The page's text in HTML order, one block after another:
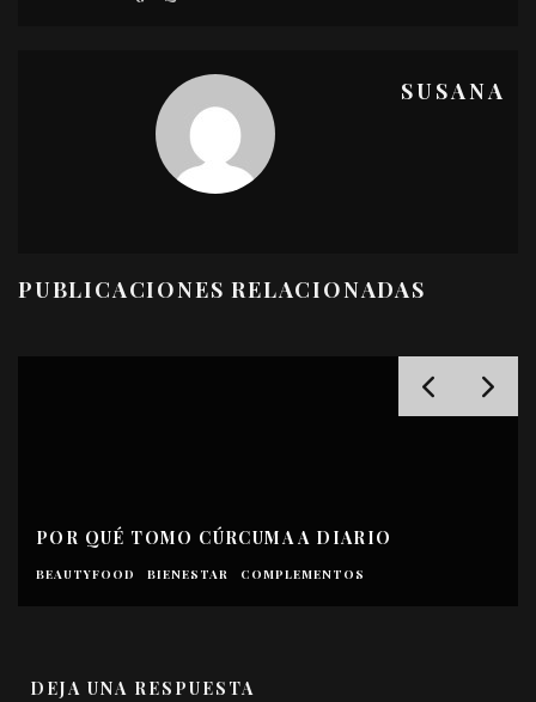
SUSANA
PUBLICACIONES RELACIONADAS
POR QUÉ TOMO CÚRCUMA A DIARIO
BEAUTYFOOD BIENESTAR COMPLEMENTOS
DEJA UNA RESPUESTA